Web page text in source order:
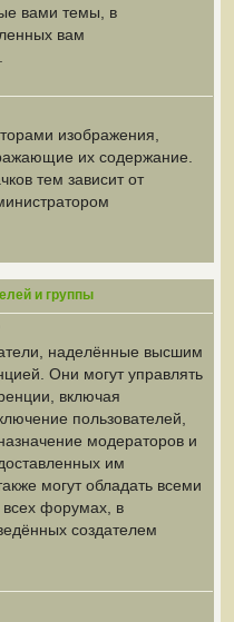
вами темы, в
вам
изображения,
их содержание.
тем зависит от
и группы
наделённые высшим
Они могут управлять
включая
пользователей,
модераторов и
им
могут обладать всеми
форумах, в
создателем